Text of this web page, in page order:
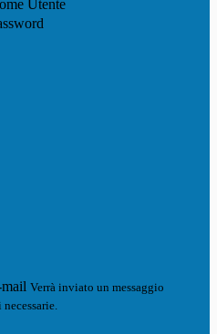
Utente
Verrà inviato un messaggio